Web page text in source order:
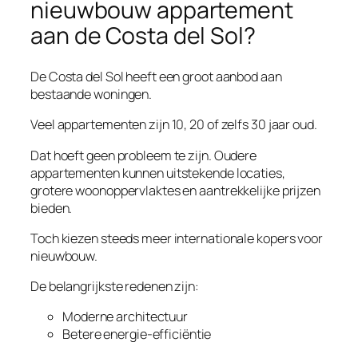
nieuwbouw appartement
aan de Costa del Sol?
De Costa del Sol heeft een groot aanbod aan
bestaande woningen.
Veel appartementen zijn 10, 20 of zelfs 30 jaar oud.
Dat hoeft geen probleem te zijn. Oudere
appartementen kunnen uitstekende locaties,
grotere woonoppervlaktes en aantrekkelijke prijzen
bieden.
Toch kiezen steeds meer internationale kopers voor
nieuwbouw.
De belangrijkste redenen zijn:
Moderne architectuur
Betere energie-efficiëntie